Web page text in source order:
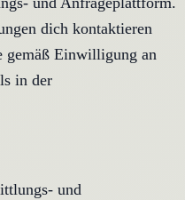
dich kontaktieren
gemäß Einwilligung an
in der
und